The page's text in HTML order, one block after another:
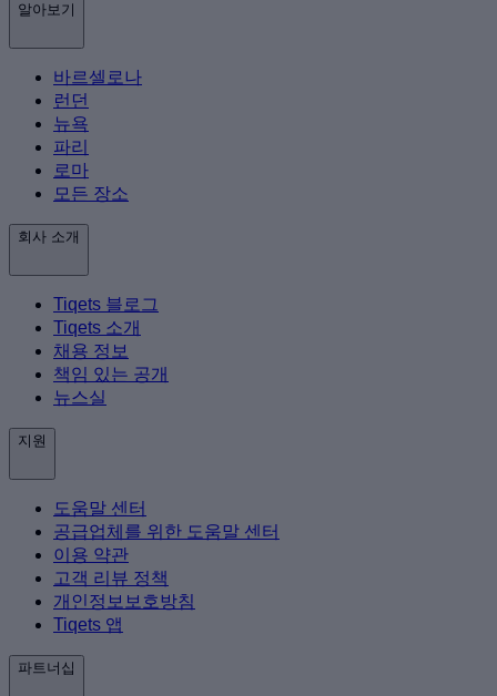
알아보기
바르셀로나
런던
뉴욕
파리
로마
모든 장소
회사 소개
Tiqets 블로그
Tiqets 소개
채용 정보
책임 있는 공개
뉴스실
지원
도움말 센터
공급업체를 위한 도움말 센터
이용 약관
고객 리뷰 정책
개인정보보호방침
Tiqets 앱
파트너십